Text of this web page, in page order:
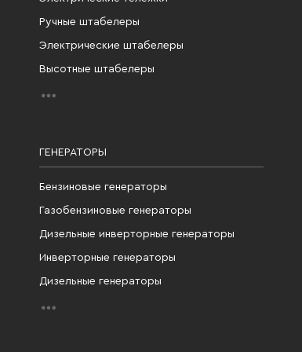
Ручные штабелеры
Электрические штабелеры
Высотные штабелеры
ГЕНЕРАТОРЫ
Бензиновые генераторы
Газобензиновые генераторы
Дизельные инверторные генераторы
Инверторные генераторы
Дизельные генераторы